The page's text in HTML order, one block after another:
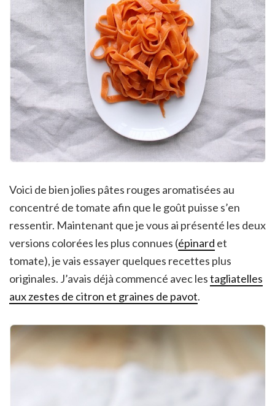
Voici de bien jolies pâtes rouges aromatisées au
concentré de tomate afin que le goût puisse s’en
ressentir. Maintenant que je vous ai présenté les deux
versions colorées les plus connues (épinard et
tomate), je vais essayer quelques recettes plus
originales. J’avais déjà commencé avec lestagliatelles
aux zestes de citron et graines de pavot.